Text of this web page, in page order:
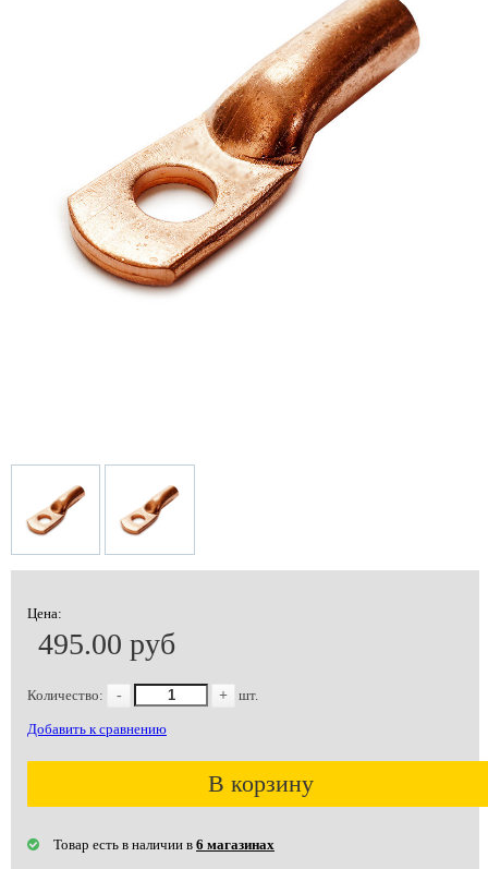
Цена:
495.00 руб
Количество: - + шт.
Добавить к сравнению
В корзину
Товар есть в наличии в 6 магазинах